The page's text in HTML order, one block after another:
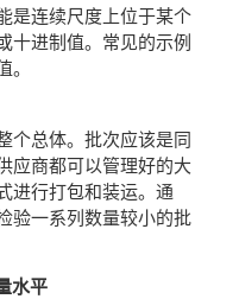
是连续尺度上位于某个
十进制值。常见的示例
个总体。批次应该是同
应商都可以管理好的大
进行打包和装运。通
验一系列数量较小的批
水平